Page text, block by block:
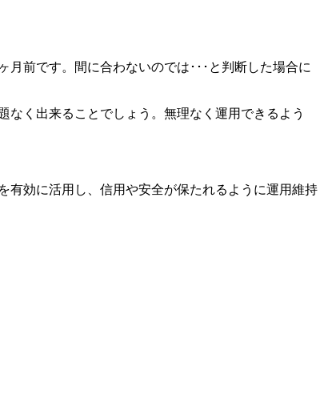
前です。間に合わないのでは･･･と判断した場合に
く出来ることでしょう。無理なく運用できるよう
有効に活用し、信用や安全が保たれるように運用維持